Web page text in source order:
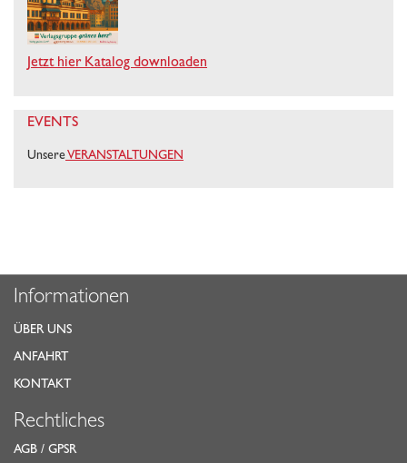
Jetzt hier Katalog downloaden
EVENTS
UnsereVERANSTALTUNGEN
Informationen
ÜBER UNS
ANFAHRT
KONTAKT
Rechtliches
AGB / GPSR